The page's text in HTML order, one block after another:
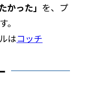
かった」 を、プ
。
はコッチ